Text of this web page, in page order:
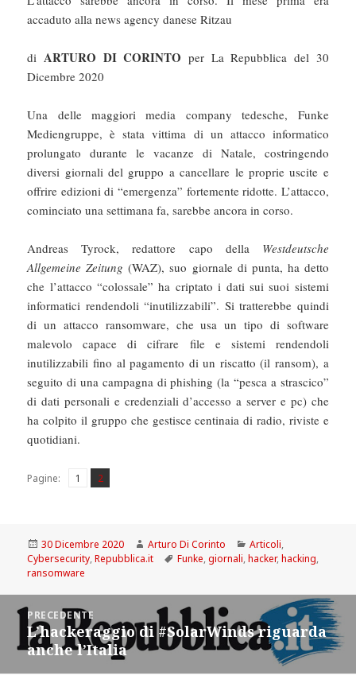
accaduto alla news agency danese Ritzau
di ARTURO DI CORINTO per La Repubblica del 30
Dicembre 2020
Una delle maggiori media company tedesche, Funke
Mediengruppe, è stata vittima di un attacco informatico
prolungato durante le vacanze di Natale, costringendo
diversi giornali del gruppo a cancellare le proprie uscite e
offrire edizioni di “emergenza” fortemente ridotte. L’attacco,
cominciato una settimana fa, sarebbe ancora in corso.
Andreas Tyrock, redattore capo della Westdeutsche
Allgemeine Zeitung (WAZ), suo giornale di punta, ha detto
che l’attacco “colossale” ha criptato i dati sui suoi sistemi
informatici rendendoli “inutilizzabili”. Si tratterebbe quindi
di un attacco ransomware, che usa un tipo di software
malevolo capace di cifrare file e sistemi rendendoli
inutilizzabili fino al pagamento di un riscatto (il ransom), a
seguito di una campagna di phishing (la “pesca a strascico”
di dati personali e credenziali d’accesso a server e pc) che
ha colpito il gruppo che gestisce centinaia di radio, riviste e
quotidiani.
Pagine: Pagina
1 ,
Pagina
2
Scritto
il
30 Dicembre 2020 Autore
Arturo Di Corinto Categorie
Articoli,
Cybersecurity,Repubblica.it Tag
Funke,giornali,hacker,hacking,
ransomware
Navigazione
articoliPRECEDENTE
Articolo
precedente:
L’hackeraggio di #SolarWinds riguarda
anche l’Italia